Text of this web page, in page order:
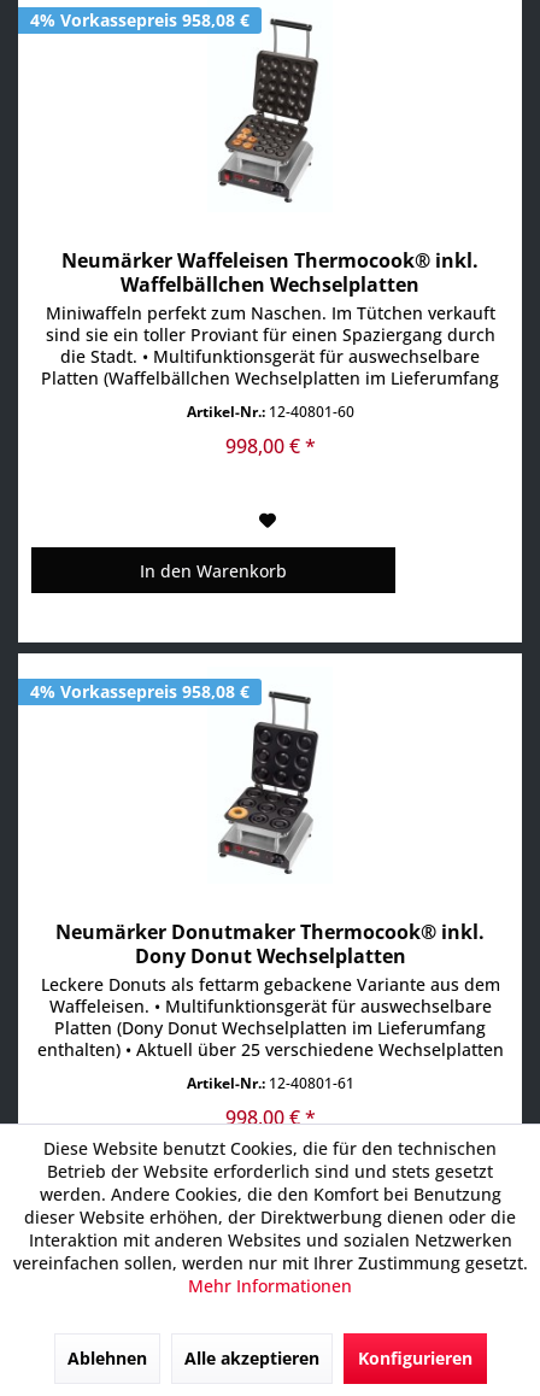
4% Vorkassepreis 958,08 €
Neumärker Waffeleisen Thermocook® inkl.
Waffelbällchen Wechselplatten
Miniwaffeln perfekt zum Naschen. Im Tütchen verkauft
sind sie ein toller Proviant für einen Spaziergang durch
die Stadt. • Multifunktionsgerät für auswechselbare
Platten (Waffelbällchen Wechselplatten im Lieferumfang
erhältlich, z.B. für Waffeln, Pizza, Crêpes, Paninis,
Pancakes, Donuts, Sandwiches, Churros u.v.m •...
Artikel-Nr.:12-40801-60
998,00 € *
In den Warenkorb
4% Vorkassepreis 958,08 €
Neumärker Donutmaker Thermocook® inkl.
Dony Donut Wechselplatten
Leckere Donuts als fettarm gebackene Variante aus dem
Waffeleisen. • Multifunktionsgerät für auswechselbare
Platten (Dony Donut Wechselplatten im Lieferumfang
enthalten) • Aktuell über 25 verschiedene Wechselplatten
Pancakes, Donuts, Sandwiches, Churros u.v.m •
Digitaltimer mit großem Display einstellbar bis 9:59
Artikel-Nr.:12-40801-61
998,00 € *
In den Warenkorb
4% Vorkassepreis 958,08 €
Diese Website benutzt Cookies, die für den technischen
Betrieb der Website erforderlich sind und stets gesetzt
werden. Andere Cookies, die den Komfort bei Benutzung
dieser Website erhöhen, der Direktwerbung dienen oder die
Interaktion mit anderen Websites und sozialen Netzwerken
vereinfachen sollen, werden nur mit Ihrer Zustimmung gesetzt.
Mehr Informationen
Ablehnen Alle akzeptieren Konfigurieren